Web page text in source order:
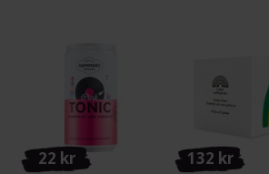
22 kr 132 kr